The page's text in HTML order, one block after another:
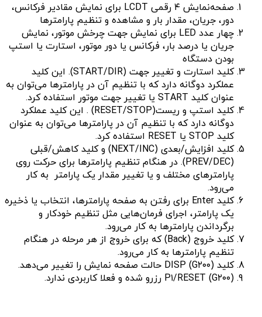
صفحه‌نمایش ۴ رقمی LCDT برای نمایش مقادیر فرکانس،
دور، جریان، مقدار بار و مشاهده و تنظیم پارامترها
چهار عدد LED برای نمایش جهت چرخش موتور، نمایش
جریان یا درصد بار، فرکانس یا دور موتور، استارت یا استپ
بودن دستگاه
کلید استارت و تغییر جهت (START/DIR). این کلید
عملکرد دوگانه دارد که با تنظیم آن در پارامترها می‌توان به
عنوان کلید START یا تغییر جهت موتور استفاده کرد.
کلید استپ و ریست(RESET/STOP) . این کلید عملکرد
دوگانه دارد که با تنظیم آن در پارامترها می‌توان به عنوان
کلید STOP یا RESET استفاده کرد.
کلید افزایش/بعدی (NEXT/INC) و کلید کاهش/قبلی
(PREV/DEC). در هنگام تنظیم پارامترها برای حرکت روی
پارامترهای مختلف و یا تغییر مقدار یک پارامتر به کار
می‌رود.
کلید Enter برای رفتن به صفحه پارامترها، انتخاب یا ذخیره
یک پارامتر، اجرای فرمان‌هایی مثل تنظیم خودکار و
برگرداندن پارامترها به کار می‌رود.
کلید خروج (Back) که برای خروج از هر مرحله در هنگام
تنظیم پارامترها به کار می‌رود.
کلید DISP (G۲۰۰) حالت صفحه نمایش را تغییر می‌دهد.
P۱/RESET (G۲۰۰) رزرو شده و فعلا کاربردی ندارد.